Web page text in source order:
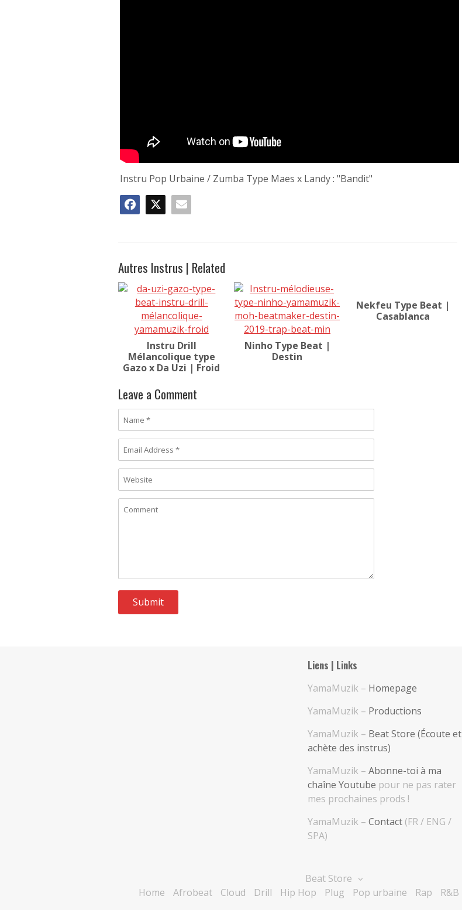
Instru Pop Urbaine / Zumba Type Maes x Landy : "Bandit"
Autres Instrus | Related
Instru Drill
Mélancolique type
Gazo x Da Uzi | Froid
Ninho Type Beat |
Destin
Nekfeu Type Beat |
Casablanca
Leave a Comment
Liens | Links
YamaMuzik – Homepage
YamaMuzik – Productions
YamaMuzik – Beat Store (Écoute et
achète des instrus)
YamaMuzik – Abonne-toi à ma
chaîne Youtube pour ne pas rater
mes prochaines prods !
YamaMuzik – Contact (FR / ENG /
SPA)
Home
Beat Store
Afrobeat
Cloud Drill Hip Hop Plug Pop urbaine Rap R&B